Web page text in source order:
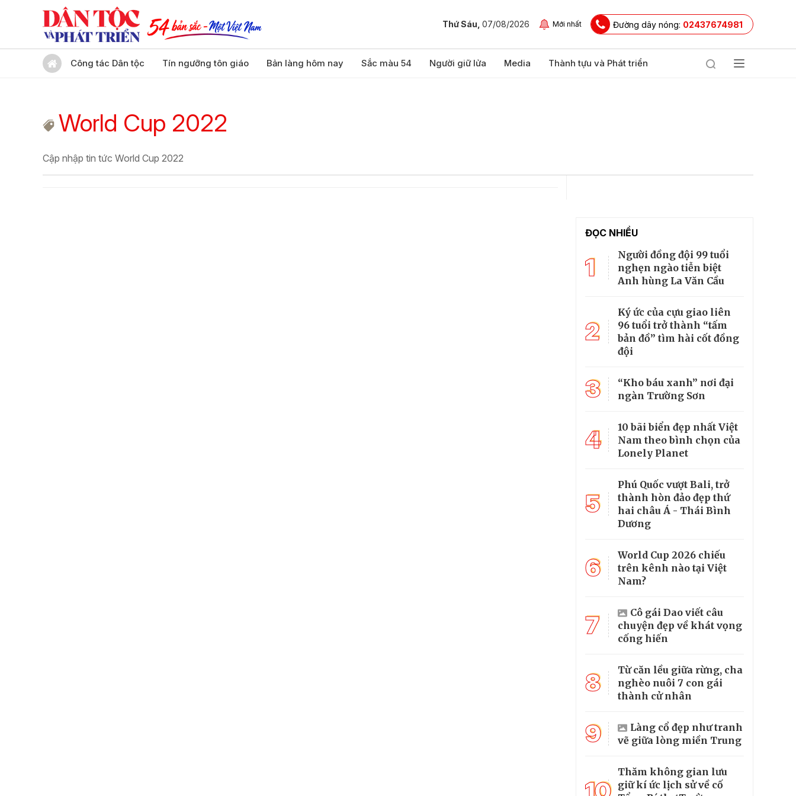
Thứ Sáu, 07/08/2026 Mới nhất Đường dây nóng: 02437674981
Công tác Dân tộc Tín ngưỡng tôn giáo Bản làng hôm nay Sắc màu 54 Người giữ lửa Media Thành tựu và Phát triển
World Cup 2022
Cập nhập tin tức World Cup 2022
ĐỌC NHIỀU
1
Người đồng đội 99 tuổi
nghẹn ngào tiễn biệt
Anh hùng La Văn Cầu
2
Ký ức của cựu giao liên
96 tuổi trở thành “tấm
bản đồ” tìm hài cốt đồng
đội
3
“Kho báu xanh” nơi đại
ngàn Trường Sơn
4
10 bãi biển đẹp nhất Việt
Nam theo bình chọn của
Lonely Planet
5
Phú Quốc vượt Bali, trở
thành hòn đảo đẹp thứ
hai châu Á - Thái Bình
Dương
6
World Cup 2026 chiếu
trên kênh nào tại Việt
Nam?
7
Cô gái Dao viết câu
chuyện đẹp về khát vọng
cống hiến
8
Từ căn lều giữa rừng, cha
nghèo nuôi 7 con gái
thành cử nhân
9
Làng cổ đẹp như tranh
vẽ giữa lòng miền Trung
Thăm không gian lưu
giữ kí ức lịch sử về cố